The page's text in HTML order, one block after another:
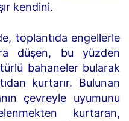
kendini.
toplantıda engellerle
düşen, bu yüzden
bahaneler bularak
kurtarır. Bulunan
çevreyle uyumunu
kurtaran,